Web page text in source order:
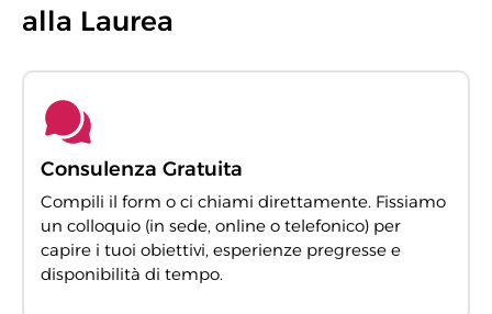
alla Laurea
Consulenza Gratuita
Compili il form o ci chiami direttamente. Fissiamo
un colloquio (in sede, online o telefonico) per
capire i tuoi obiettivi, esperienze pregresse e
disponibilità di tempo.